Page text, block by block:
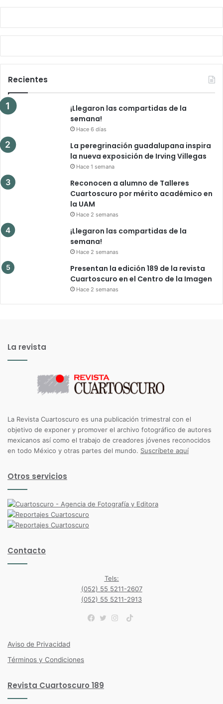
Recientes
¡Llegaron las compartidas de la
semana!
Hace 6 días
La peregrinación guadalupana inspira
la nueva exposición de Irving Villegas
Hace 1 semana
Reconocen a alumno de Talleres
Cuartoscuro por mérito académico en
la UAM
Hace 2 semanas
¡Llegaron las compartidas de la
semana!
Hace 2 semanas
Presentan la edición 189 de la revista
Cuartoscuro en el Centro de la Imagen
Hace 2 semanas
La revista
La Revista Cuartoscuro es una publicación trimestral con el
objetivo de exponer y promover el archivo fotográfico de autores
mexicanos así como el trabajo de creadores jóvenes reconocidos
en todo México y otras partes del mundo. Suscríbete aquí
Otros servicios
Contacto
Tels:
(052) 55 5211-2607
(052) 55 5211-2913
TikTok
Aviso de Privacidad
Términos y Condiciones
Revista Cuartoscuro 189